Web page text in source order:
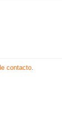
contacto.